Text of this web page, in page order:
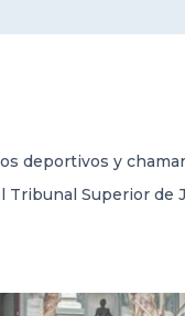
deportivos y
Tribunal Superior de